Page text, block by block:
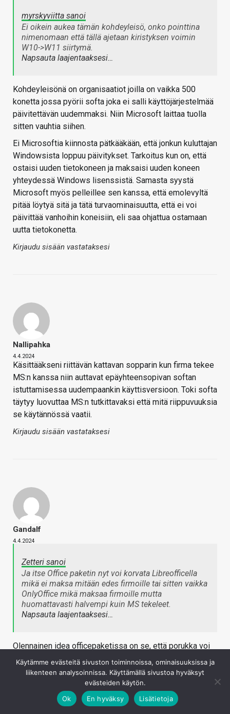
myrskyviitta sanoi
Ei oikein aukea tämän kohdeyleisö, onko pointtina
nimenomaan että tällä ajetaan kiristyksen voimin
W10->W11 siirtymä.
Napsauta laajentaaksesi…
Kohdeyleisönä on organisaatiot joilla on vaikka 500
konetta jossa pyörii softa joka ei salli käyttöjärjestelmää
päivitettävän uudemmaksi. Niin Microsoft laittaa tuolla
sitten vauhtia siihen.
Ei Microsoftia kiinnosta pätkääkään, että jonkun kuluttajan
Windowsista loppuu päivitykset. Tarkoitus kun on, että
ostaisi uuden tietokoneen ja maksaisi uuden koneen
yhteydessä Windows lisenssistä. Samasta syystä
Microsoft myös pelleillee sen kanssa, että emolevyltä
pitää löytyä sitä ja tätä turvaominaisuutta, että ei voi
päivittää vanhoihin koneisiin, eli saa ohjattua ostamaan
uutta tietokonetta.
Kirjaudu sisään vastataksesi
Nallipahka
4.4.2024
Käsittääkseni riittävän kattavan sopparin kun firma tekee
MS:n kanssa niin auttavat epäyhteensopivan softan
istuttamisessa uudempaankin käyttisversioon. Toki softa
täytyy luovuttaa MS:n tutkittavaksi että mitä riippuvuuksia
se käytännössä vaatii.
Kirjaudu sisään vastataksesi
Gandalf
4.4.2024
Zetteri sanoi
Ja itse Office paketin nyt voi korvata Libreofficella
mikä ei maksa mitään edes firmoille tai sitten vaikka
OnlyOffice mikä maksaa firmoille mutta
huomattavasti halvempi kuin MS tekeleet.
Napsauta laajentaaksesi…
Olennainen idea officepaketissa on se, että porukka voi
etänä muokata samaa tiedostoa samanaikaisesti mikä on
pilvessä. Yleensä valitaan joko Google tai Microsoft.
Kirjaudu sisään vastataksesi
Käytämme evästeitä sivuston toiminnoissa, ominaisuuksissa ja
liikenteen analysoinnissa. Käyttämällä sivustoa hyväksyt
evästeiden käytön.
Ok
En hyväksy Lisätietoja